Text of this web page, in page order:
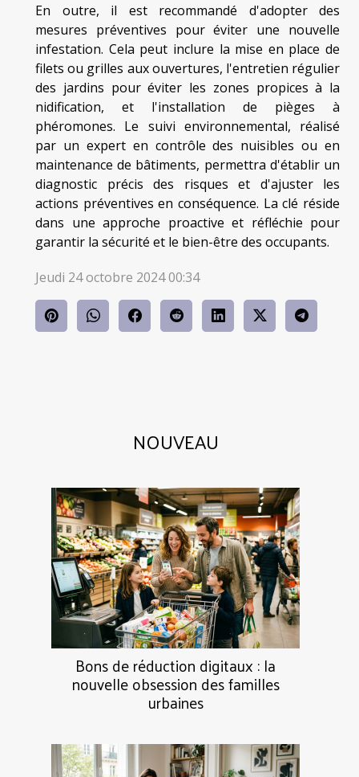
NOUVEAU
Bons de réduction digitaux : la
nouvelle obsession des familles
urbaines
En outre, il est recommandé d'adopter des
mesures préventives pour éviter une nouvelle
infestation. Cela peut inclure la mise en place de
filets ou grilles aux ouvertures, l'entretien régulier
des jardins pour éviter les zones propices à la
nidification, et l'installation de pièges à
phéromones. Le suivi environnemental, réalisé
par un expert en contrôle des nuisibles ou en
maintenance de bâtiments, permettra d'établir un
diagnostic précis des risques et d'ajuster les
actions préventives en conséquence. La clé réside
dans une approche proactive et réfléchie pour
garantir la sécurité et le bien-être des occupants.
Jeudi 24 octobre 2024 00:34